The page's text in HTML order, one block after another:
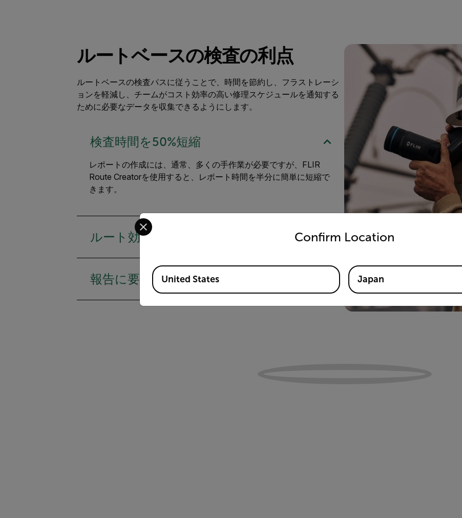
ルートベースの検査の利点
ルートベースの検査パスに従うことで、時間を節約し、フラストレーシ
ョンを軽減し、チームがコスト効率の高い修理スケジュールを通知する
ために必要なデータを収集できるようにします。
検査時間を50%短縮
レポートの作成には、通常、多くの手作業が必要ですが、FLIR
Route Creatorを使用すると、レポート時間を半分に簡単に短縮で
きます。
ルート効率の向上
報告に要する時間を短縮
Confirm Location
Select your preferred country and language from the options below to access the
Available Locations
United States Japan